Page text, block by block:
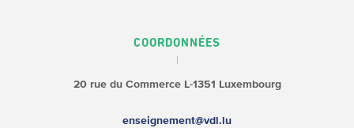
COORDONNÉES
20 rue du CommerceL-1351 Luxembourg
enseignement@vdl.lu